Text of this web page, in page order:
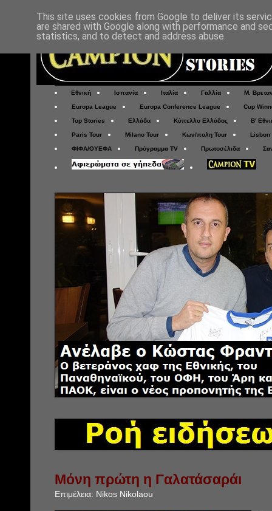
Εθνική Ισπανία Ιταλία Γαλλία Μ.
Europa League Europa Conference League Cup
Top Stories Ελλάδα Κύπελλο Ελλάδος Β'
Paris Tour Milano Tour Κων/πολη Tour Lisbon
ΦΙΦΑ/ΟΥΕΦΑ Πρόγραμμα TV Πρωτοσέλιδα
Μόνη πρώτη η Γαλατάσαράι
Επιμέλεια: Nikos Nikolaou
This site uses cookies from Google to deliver its
are shared with Google along with performance and
statistics, and to detect and address abuse.